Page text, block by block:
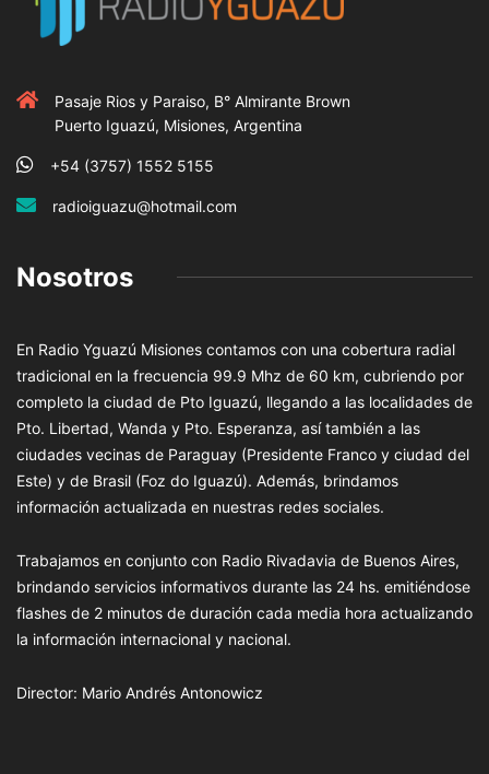
Pasaje Rios y Paraiso, B° Almirante Brown
Puerto Iguazú, Misiones, Argentina
+54 (3757) 1552 5155
radioiguazu@hotmail.com
Nosotros
En Radio Yguazú Misiones contamos con una cobertura radial
tradicional en la frecuencia 99.9 Mhz de 60 km, cubriendo por
completo la ciudad de Pto Iguazú, llegando a las localidades de
Pto. Libertad, Wanda y Pto. Esperanza, así también a las
ciudades vecinas de Paraguay (Presidente Franco y ciudad del
Este) y de Brasil (Foz do Iguazú). Además, brindamos
información actualizada en nuestras redes sociales.
Trabajamos en conjunto con Radio Rivadavia de Buenos Aires,
brindando servicios informativos durante las 24 hs. emitiéndose
flashes de 2 minutos de duración cada media hora actualizando
la información internacional y nacional.
Director: Mario Andrés Antonowicz